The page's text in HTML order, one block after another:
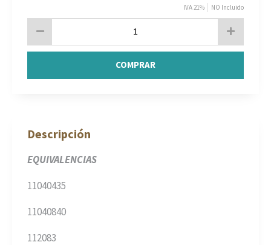
IVA 21% NO Incluido
COMPRAR
Descripción
EQUIVALENCIAS
11040435
11040840
112083